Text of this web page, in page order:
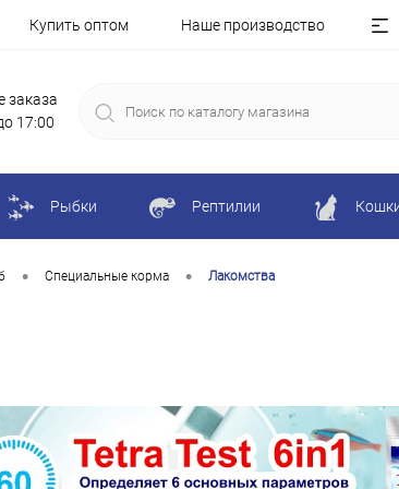
Купить оптом Наше производство
заказа
17:00
Рыбки Рептилии
• Специальные корма • Лакомства